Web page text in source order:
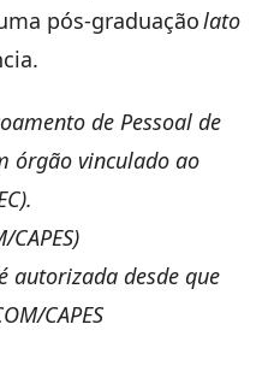
pós-graduaçãolato
de Pessoal de
órgão vinculado ao
autorizada desde que
CAPES